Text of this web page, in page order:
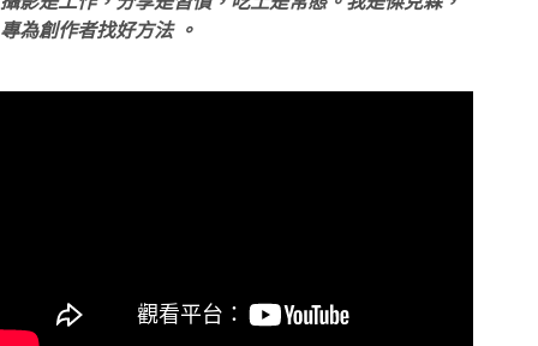
專為創作者找好方法 。